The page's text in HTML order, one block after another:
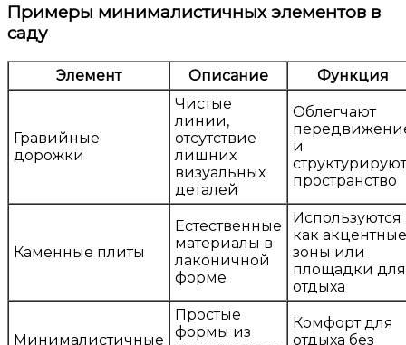
Примеры минималистичных элементов в
саду
Элемент Описание Функция
Гравийные
дорожки
Чистые
линии,
отсутствие
лишних
визуальных
деталей
Облегчают
и
структурируют
пространство
Каменные плиты
Естественные
материалы в
лаконичной
форме
Используются
как акцентные
зоны или
площадки для
отдыха
Минималистичные
Простые
формы из
Комфорт для
отдыха без